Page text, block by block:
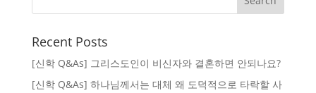
Recent Posts
[신학 Q&As] 그리스도인이 비신자와 결혼하면 안되나요?
[신학 Q&As] 하나님께서는 대체 왜 도덕적으로 타락할 사